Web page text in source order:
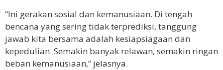
“Ini gerakan sosial dan kemanusiaan. Di tengah
bencana yang sering tidak terprediksi, tanggung
jawab kita bersama adalah kesiapsiagaan dan
kepedulian. Semakin banyak relawan, semakin ringan
beban kemanusiaan,” jelasnya.